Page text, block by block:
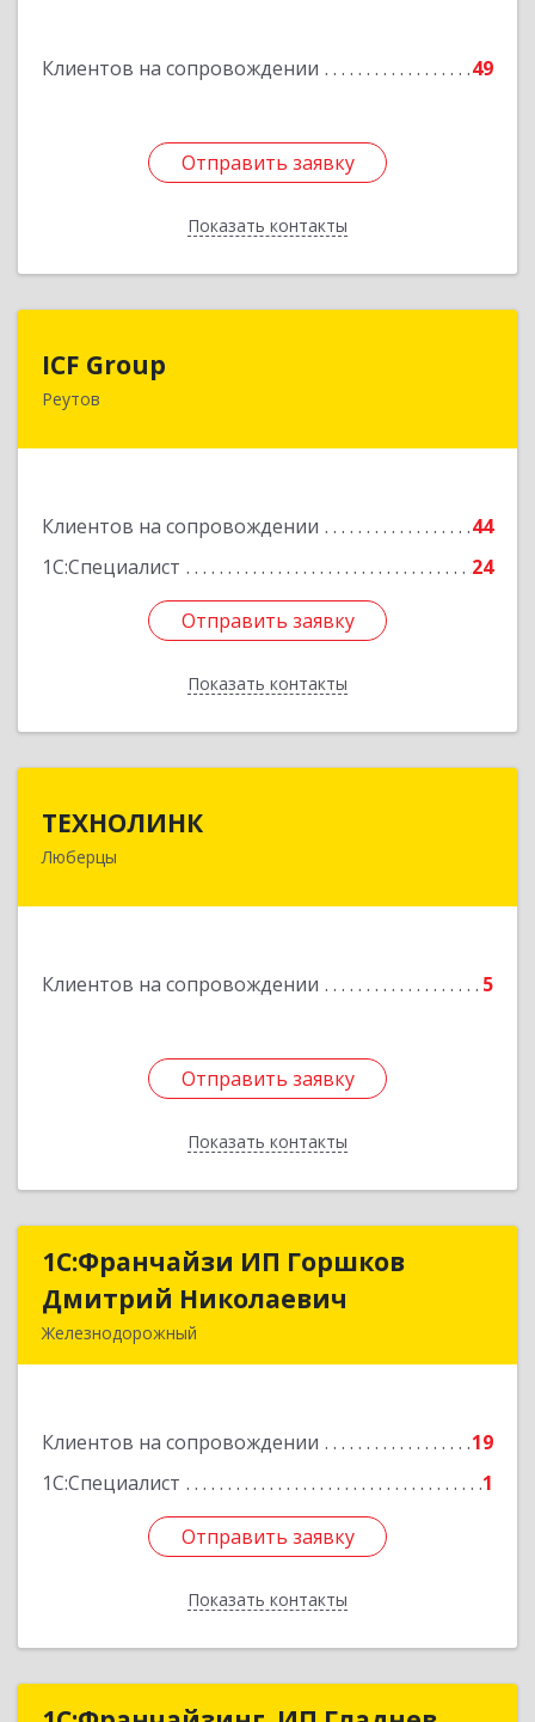
Клиентов на сопровождении 49
Отправить заявку
Показать контакты
Подробнее
Отправить заявку
Назад
ICF Group
Реутов
Клиентов на сопровождении
44
1С:Специалист
24
Отправить заявку
Показать контакты
143965, Московская обл, г.о. Реутов, Реутов г,
Отправить заявку
Назад
ТЕХНОЛИНК
Люберцы
Клиентов на сопровождении 5
Отправить заявку
Показать контакты
140014, г.Люберцы, Октябрьский просп., д.373
Отправить заявку
Назад
1С:Франчайзи ИП Горшков
Дмитрий Николаевич
Железнодорожный
Клиентов на сопровождении
19
1С:Специалист
1
Отправить заявку
Показать контакты
1С:Франчайзи ИП Горшков
Дмитрий Николаевич
Подробнее
Отправить заявку
Назад